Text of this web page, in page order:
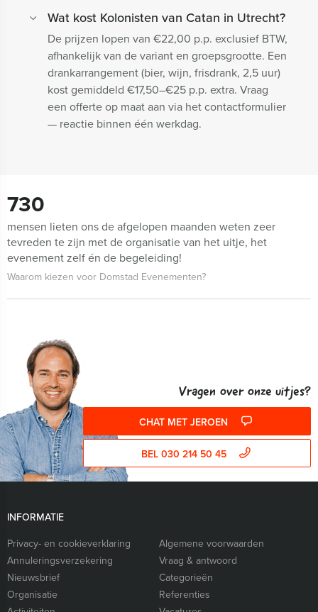
Wat kost Kolonisten van Catan in Utrecht?
De prijzen lopen van €22,00 p.p. exclusief BTW,
afhankelijk van de variant en groepsgrootte. Een
drankarrangement (bier, wijn, frisdrank, 2,5 uur)
kost gemiddeld €17,50–€25 p.p. extra. Vraag
een offerte op maat aan via het contactformulier
— reactie binnen één werkdag.
730
mensen lieten ons de afgelopen maanden weten zeer
tevreden te zijn met de organisatie van het uitje, het
evenement zelf én de begeleiding!
Waarom kiezen voor Domstad Evenementen?
Vragen over onze uitjes?
CHAT MET JEROEN
BEL 030 214 50 45
INFORMATIE
Privacy- en cookieverklaring
Algemene voorwaarden
Annuleringsverzekering
Vraag & antwoord
Nieuwsbrief
Categorieën
Organisatie
Referenties